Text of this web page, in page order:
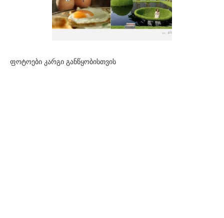
ფოტოები კარგი განწყობისთვის